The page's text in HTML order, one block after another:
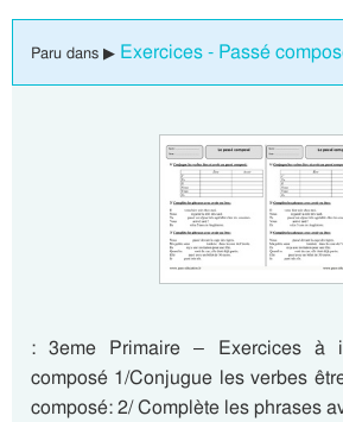
Paru dans ▶ Exercices - Passé
: 3eme Primaire – Exercices à
composé 1/Conjugue les verbes
composé: 2/ Complète les phrases